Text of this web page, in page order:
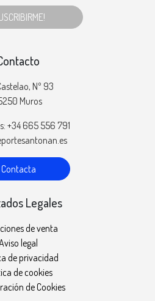
Nº 93
Muros
+34 665 556 791
Contacta
Legales
de venta
legal
de privacidad
de cookies
de Cookies